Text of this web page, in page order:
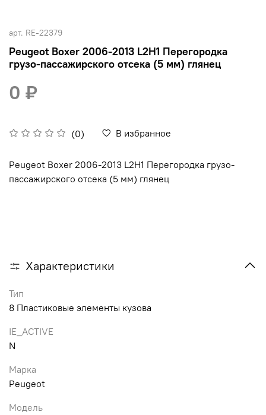
арт. RE-22379
Peugeot Boxer 2006-2013 L2H1 Перегородка
грузо-пассажирского отсека (5 мм) глянец
(0) В избранное
0 ₽
Peugeot Boxer 2006-2013 L2H1 Перегородка грузо-
пассажирского отсека (5 мм) глянец
Характеристики
Тип
8 Пластиковые элементы кузова
IE_ACTIVE
N
Марка
Peugeot
Модель